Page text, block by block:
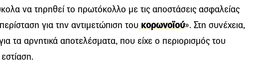
να τηρηθεί το πρωτόκολλο με τις αποστάσεις ασφαλείας
για την αντιμετώπιση του κορωνοϊού». Στη συνέχεια,
τα αρνητικά αποτελέσματα, που είχε ο περιορισμός του